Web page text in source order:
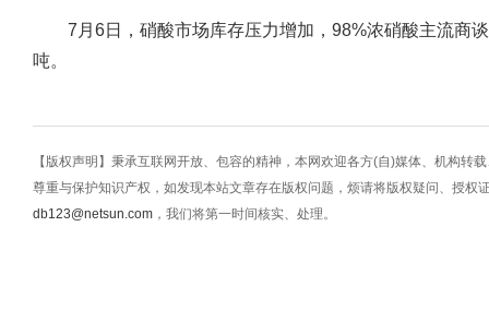
7月6日，硝酸市场库存压力增加，98%浓硝酸主流商谈
吨。
【版权声明】秉承互联网开放、包容的精神，本网欢迎各方(自)媒体、机构转
尊重与保护知识产权，如发现本站文章存在版权问题，烦请将版权疑问、授权
db123@netsun.com ，我们将第一时间核实、处理。